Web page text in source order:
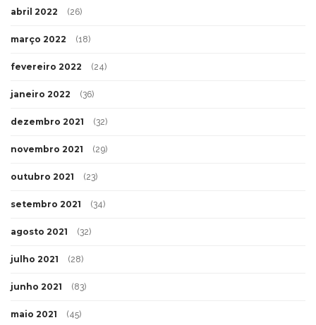
abril 2022 (26)
março 2022 (18)
fevereiro 2022 (24)
janeiro 2022 (36)
dezembro 2021 (32)
novembro 2021 (29)
outubro 2021 (23)
setembro 2021 (34)
agosto 2021 (32)
julho 2021 (28)
junho 2021 (83)
maio 2021 (45)